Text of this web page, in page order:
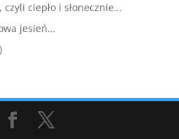
ciepło i słonecznie…
jesień…